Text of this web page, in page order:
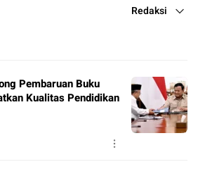
Redaksi
Pembaruan Buku
Kualitas Pendidikan